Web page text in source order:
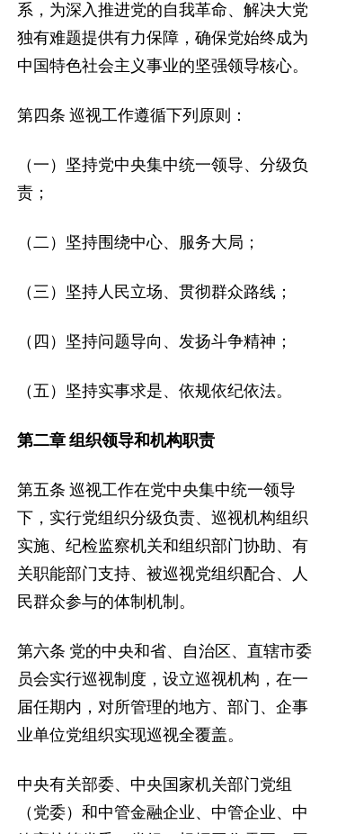
系，为深入推进党的自我革命、解决大党
独有难题提供有力保障，确保党始终成为
中国特色社会主义事业的坚强领导核心。
第四条 巡视工作遵循下列原则：
（一）坚持党中央集中统一领导、分级负
责；
（二）坚持围绕中心、服务大局；
（三）坚持人民立场、贯彻群众路线；
（四）坚持问题导向、发扬斗争精神；
（五）坚持实事求是、依规依纪依法。
第二章 组织领导和机构职责
第五条 巡视工作在党中央集中统一领导
下，实行党组织分级负责、巡视机构组织
实施、纪检监察机关和组织部门协助、有
关职能部门支持、被巡视党组织配合、人
民群众参与的体制机制。
第六条 党的中央和省、自治区、直辖市委
员会实行巡视制度，设立巡视机构，在一
届任期内，对所管理的地方、部门、企事
业单位党组织实现巡视全覆盖。
中央有关部委、中央国家机关部门党组
（党委）和中管金融企业、中管企业、中